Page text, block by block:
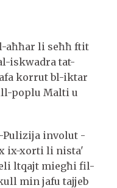
aħħar li seħħ ftit
iskwadra tat-
korrut bl-iktar
poplu Malti u
Pulizija involut -
ix-xorti li nista'
ltqajt miegħi fil-
min jafu tajjeb